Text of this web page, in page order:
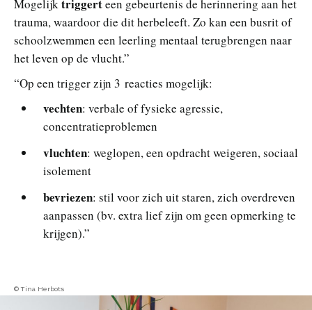
Mogelijktriggerteen gebeurtenis de herinnering aan het
trauma, waardoor die dit herbeleeft. Zo kan een busrit of
schoolzwemmen een leerling mentaal terugbrengen naar
het leven op de vlucht.”
“Op een trigger zijn 3 reacties mogelijk:
vechten: verbale of fysieke agressie,
concentratieproblemen
vluchten: weglopen, een opdracht weigeren, sociaal
isolement
bevriezen: stil voor zich uit staren, zich overdreven
aanpassen (bv. extra lief zijn om geen opmerking te
krijgen).”
© Tina Herbots